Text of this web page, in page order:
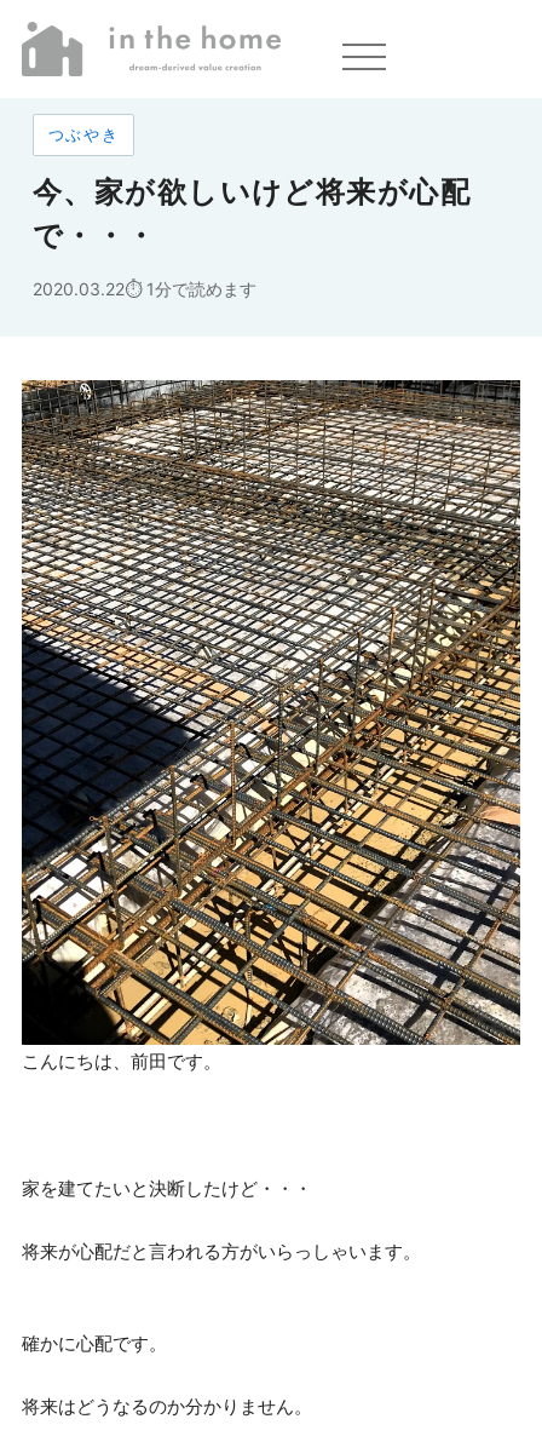
ホーム» 今、家が欲しいけど将来が心配で・・・
つぶやき
今、家が欲しいけど将来が心配
で・・・
2020.03.22 1分で読めます
こんにちは、前田です。
家を建てたいと決断したけど・・・
将来が心配だと言われる方がいらっしゃいます。
確かに心配です。
将来はどうなるのか分かりません。